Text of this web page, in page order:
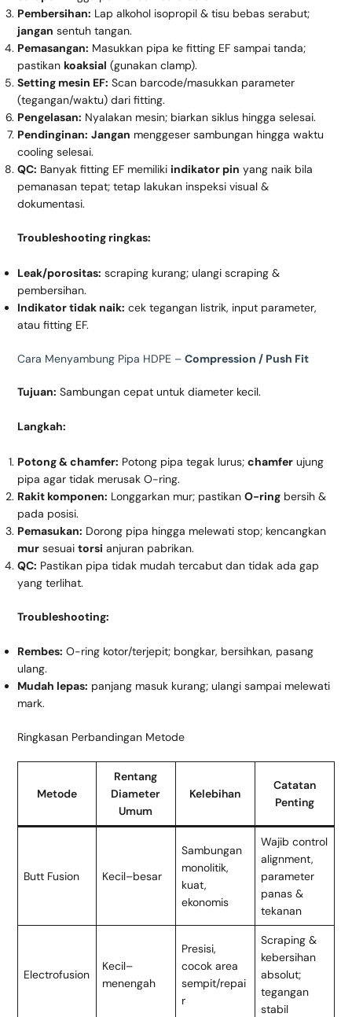
Pembersihan: Lap alkohol isopropil & tisu bebas serabut;
jangan sentuh tangan.
Pemasangan: Masukkan pipa ke fitting EF sampai tanda;
pastikan koaksial (gunakan clamp).
Setting mesin EF: Scan barcode/masukkan parameter
(tegangan/waktu) dari fitting.
Pengelasan: Nyalakan mesin; biarkan siklus hingga selesai.
Pendinginan: Jangan menggeser sambungan hingga waktu
cooling selesai.
QC: Banyak fitting EF memiliki indikator pin yang naik bila
pemanasan tepat; tetap lakukan inspeksi visual &
dokumentasi.
Troubleshooting ringkas:
Leak/porositas: scraping kurang; ulangi scraping &
pembersihan.
Indikator tidak naik: cek tegangan listrik, input parameter,
atau fitting EF.
Cara Menyambung Pipa HDPE – Compression / Push Fit
Tujuan: Sambungan cepat untuk diameter kecil.
Langkah:
Potong & chamfer: Potong pipa tegak lurus; chamferujung
pipa agar tidak merusak O-ring.
Rakit komponen: Longgarkan mur; pastikan O-ringbersih &
pada posisi.
Pemasukan: Dorong pipa hingga melewati stop; kencangkan
mursesuai torsi anjuran pabrikan.
QC: Pastikan pipa tidak mudah tercabut dan tidak ada gap
yang terlihat.
Troubleshooting:
Rembes: O-ring kotor/terjepit; bongkar, bersihkan, pasang
ulang.
Mudah lepas: panjang masuk kurang; ulangi sampai melewati
mark.
Ringkasan Perbandingan Metode
Metode
Rentang
Diameter
Umum
Kelebihan
Catatan
Penting
Butt Fusion Kecil–besar
Sambungan
monolitik,
kuat,
ekonomis
Wajib control
alignment,
parameter
panas &
tekanan
Electrofusion
Kecil–
menengah
Presisi,
cocok area
sempit/repai
r
Scraping &
kebersihan
absolut;
tegangan
stabil